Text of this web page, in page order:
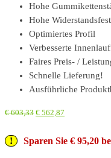
Hohe
Hohe
Optimiertes Profil
Verbesserte
Faires Preis- /
Schnelle Lieferung!
Ausführliche
€603,33 € 562,87
Sparen Sie € 95,20